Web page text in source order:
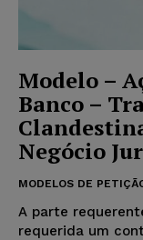
Modelo –
Banco –
Negócio
MODELOS DE
A parte
requerida um